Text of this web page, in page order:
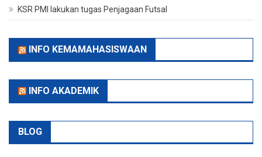
KSR PMI lakukan tugas Penjagaan Futsal
INFO KEMAMAHASISWAAN
INFO AKADEMIK
BLOG